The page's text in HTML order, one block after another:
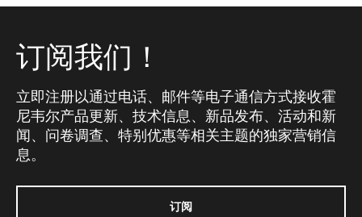
订阅我们！
立即注册以通过电话、邮件等电子通信方式接收霍
尼韦尔产品更新、技术信息、新品发布、活动和新
闻、问卷调查、特别优惠等相关主题的独家营销信
息。
订阅